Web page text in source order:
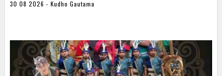
30 08 2026 - Kudho Gautama